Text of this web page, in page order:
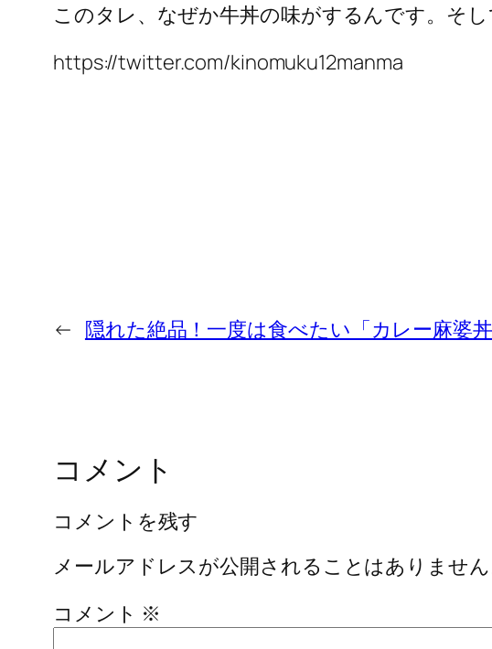
このタレ、なぜか牛丼の味がするんです。そし
https://twitter.com/kinomuku12manma
← 隠れた絶品！一度は食べたい「カレー麻婆
コメント
コメントを残す
メールアドレスが公開されることはありません
コメント ※